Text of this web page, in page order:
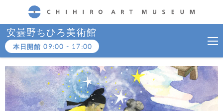
CHIHIRO ART MUSEUM
安曇野ちひろ美術館
本日開館09:00 - 17:00